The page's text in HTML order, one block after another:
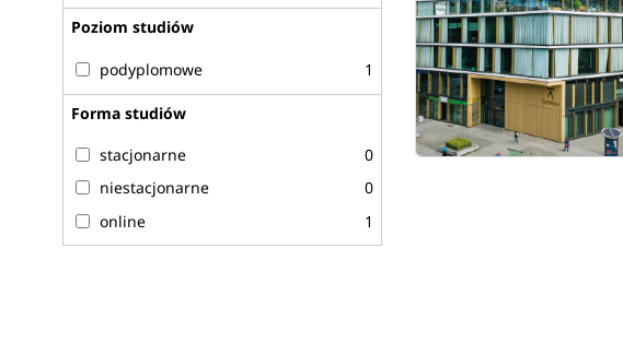
Poziom studiów
podyplomowe 1
Forma studiów
stacjonarne
0
niestacjonarne
0
online
1